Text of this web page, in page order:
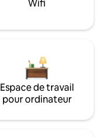
Wifi
Espace de travail
pour ordinateur